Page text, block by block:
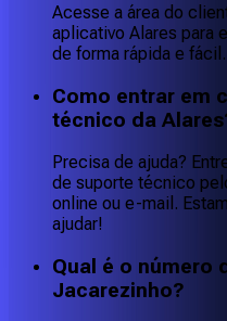
Acesse a área do
aplicativo Alares para
de forma rápida e fácil.
Como entrar em
técnico da
Precisa de ajuda?
de suporte técnico
online ou e-mail.
ajudar!
Qual é o número
Jacarezinho?